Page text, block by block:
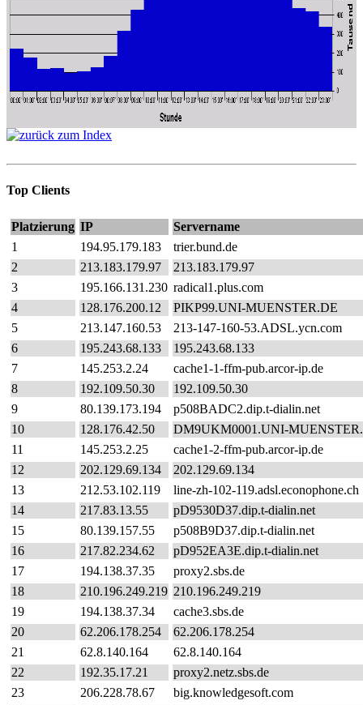
Top Clients
Platzierung IP
Servername
1
194.95.179.183
trier.bund.de
2
213.183.179.97
213.183.179.97
3
195.166.131.230 radical1.plus.com
4
128.176.200.12
PIKP99.UNI-MUENSTER.DE
5
213.147.160.53
213-147-160-53.ADSL.ycn.com
6
195.243.68.133
195.243.68.133
7
145.253.2.24
cache1-1-ffm-pub.arcor-ip.de
8
192.109.50.30
192.109.50.30
9
80.139.173.194
p508BADC2.dip.t-dialin.net
10
128.176.42.50
DM9UKM0001.UNI-
11
145.253.2.25
cache1-2-ffm-pub.arcor-ip.de
12
202.129.69.134
202.129.69.134
13
212.53.102.119
line-zh-102-119.adsl.econophone.ch
14
217.83.13.55
pD9530D37.dip.t-dialin.net
15
80.139.157.55
p508B9D37.dip.t-dialin.net
16
217.82.234.62
pD952EA3E.dip.t-dialin.net
17
194.138.37.35
proxy2.sbs.de
18
210.196.249.219 210.196.249.219
19
194.138.37.34
cache3.sbs.de
20
62.206.178.254
62.206.178.254
21
62.8.140.164
62.8.140.164
22
192.35.17.21
proxy2.netz.sbs.de
23
206.228.78.67
big.knowledgesoft.com